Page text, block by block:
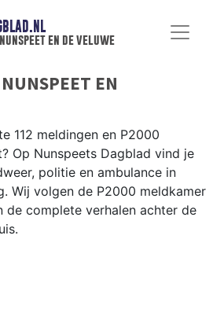
en de veluwe
EN
112 meldingen en P2000
Op Nunspeets Dagblad vind je
politie en ambulance in
Wij volgen de P2000 meldkamer
de complete verhalen achter de